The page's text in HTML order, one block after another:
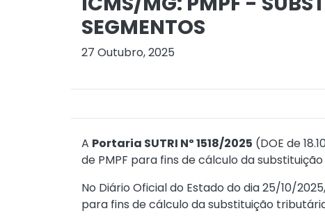
SEGMENTOS
27 Outubro, 2025
A Portaria SUTRI Nº 1518/2025 (DOE de
de PMPF para fins de cálculo da
No Diário Oficial do Estado do dia 25/10/
para fins de cálculo da substituição